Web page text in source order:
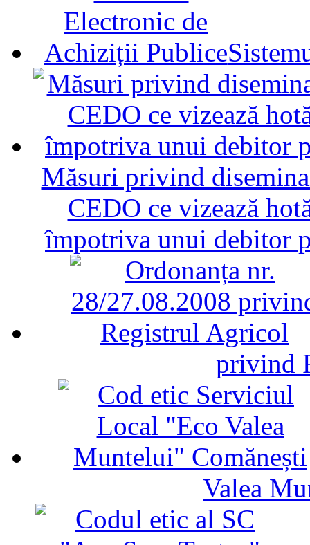
Măsuri privind
CEDO ce vizează
împotriva unui debitor
privind
Valea